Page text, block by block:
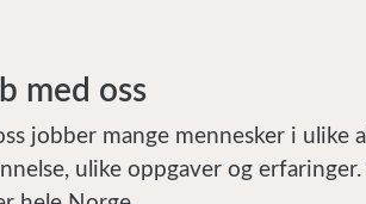
med oss
jobber mange mennesker i ulike
ulike oppgaver og